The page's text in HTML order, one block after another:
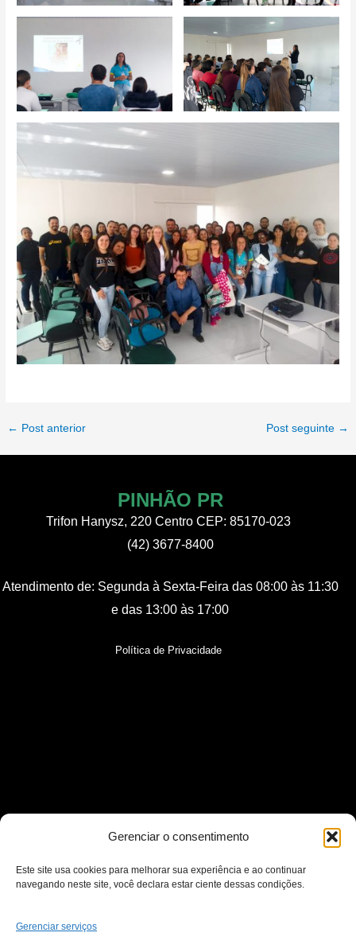
Gerenciar o consentimento
Este site usa cookies para melhorar sua experiência e ao continuar
navegando neste site, você declara estar ciente dessas condições.
Gerenciar serviços
Post
← Post anterior Post seguinte →
PINHÃO PR
Trifon Hanysz, 220 Centro CEP: 85170-023
(42) 3677-8400
Atendimento de: Segunda à Sexta-Feira das 08:00 às 11:30
e das 13:00 às 17:00
Política de Privacidade